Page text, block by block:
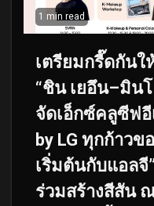
1 min read
เตรียมกรี๊ดกัน
“ชิน เยอึน–มิน
จัดเอ็กซ์คลูซีฟอี
by LG ทุกก้าว
เริ่มต้นกับแอล
ร่วมสร้างสีสัน